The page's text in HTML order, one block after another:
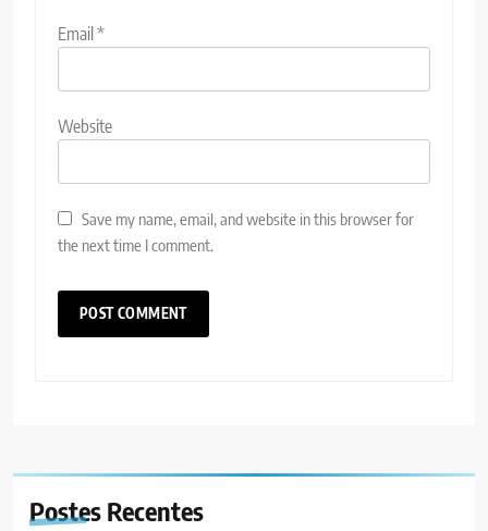
Email*
Website
Save my name, email, and website in this browser for
the next time I comment.
Postes Recentes